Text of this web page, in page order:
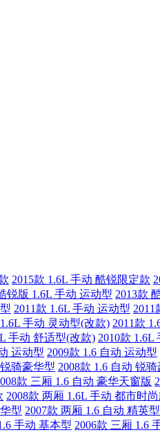
2015款 1.6L 手动 酷锐限定款
锐版 1.6L 手动 运动型 2013款
2011款 1.6L 手动 运动型 2011
手动 灵动型(改款) 2011款
手动 舒适型(改款) 2010款 1.6L
运动型 2009款 1.6 自动 运动型
骑豪华型 2008款 1.6 自动 锐
款 三厢 1.6 自动 豪华天窗版
2008款 两厢 1.6L 手动 都市时
型 2007款 两厢 1.6 自动 精英型
手动 基本型 2006款 三厢 1.6